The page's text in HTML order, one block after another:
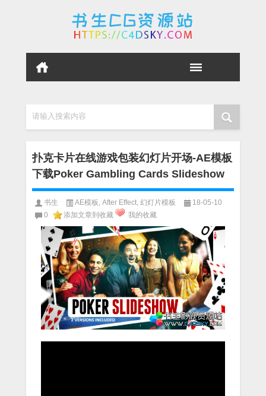
请输入搜索内容
扑克卡片在线游戏包装幻灯片开场-AE模板
下载Poker Gambling Cards Slideshow
书生 AE模板 After Effect 幻灯片模板
18-05-10
0
添加文章到收藏 我的收藏